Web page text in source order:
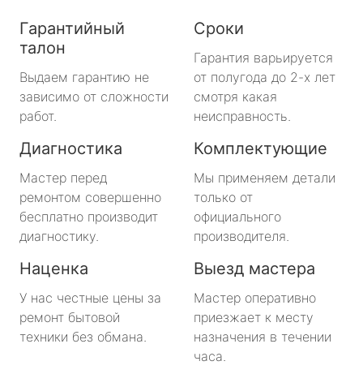
Гарантийный
талон
Выдаем гарантию не
зависимо от сложности
работ.
Сроки
Гарантия варьируется
от полугода до 2-х лет
смотря какая
неисправность.
Диагностика
Мастер перед
ремонтом совершенно
бесплатно производит
диагностику.
Комплектующие
Мы применяем детали
только от
официального
производителя.
Наценка
У нас честные цены за
ремонт бытовой
техники без обмана.
Выезд мастера
Мастер оперативно
приезжает к месту
назначения в течении
часа.